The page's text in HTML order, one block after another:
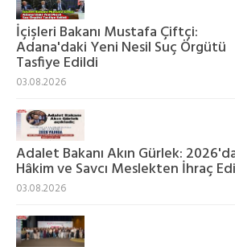
İçişleri Bakanı Mustafa Çiftçi:
Adana'daki Yeni Nesil Suç Örgütü
Tasfiye Edildi
03.08.2026
Adalet Bakanı Akın Gürlek:
Hâkim ve Savcı Meslekten İhraç
03.08.2026